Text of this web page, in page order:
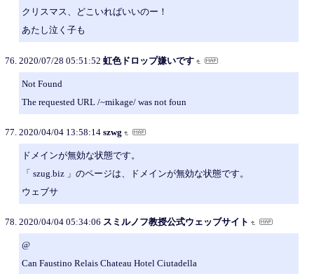
クリスマス、どこいればいいのー！
あたし泣く子も
2020/07/28 05:51:52 虹色ドロップ嫌いです
Not Found
The requested URL /~mikage/ was not foun
2020/04/04 13:58:14 szwg
ドメインが無効な状態です。
「 szug.biz 」のページは、ドメインが無効な状態です。
ウェブサ
2020/04/04 05:34:06 スミルノフ教授公式ウェッブサイト
@
Can Faustino Relais Chateau Hotel Ciutadella